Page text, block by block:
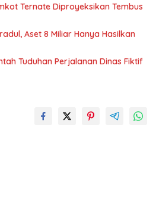
Ternate Diproyeksikan Tembus
Aset 8 Miliar Hanya Hasilkan
Tuduhan Perjalanan Dinas Fiktif